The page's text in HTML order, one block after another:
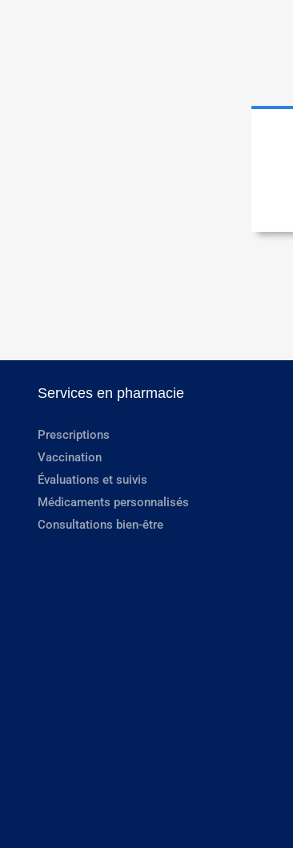
Services en pharmacie
Prescriptions
Vaccination
Évaluations et suivis
Médicaments personnalisés
Consultations bien-être